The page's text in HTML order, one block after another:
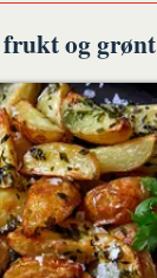
og grønt